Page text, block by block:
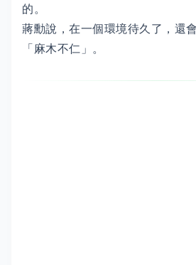
的。
蔣勳說，在一個環境待久了，還
「麻木不仁」。